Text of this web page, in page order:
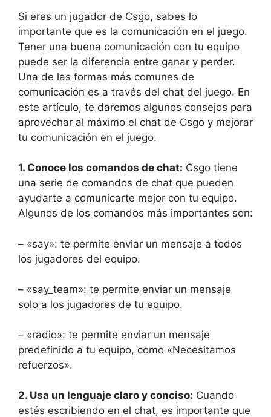
Si eres un jugador de Csgo, sabes lo
importante que es la comunicación en el juego.
Tener una buena comunicación con tu equipo
puede ser la diferencia entre ganar y perder.
Una de las formas más comunes de
comunicación es a través del chat del juego. En
este artículo, te daremos algunos consejos para
aprovechar al máximo el chat de Csgo y mejorar
tu comunicación en el juego.
1. Conoce los comandos de chat: Csgo tiene
una serie de comandos de chat que pueden
ayudarte a comunicarte mejor con tu equipo.
Algunos de los comandos más importantes son:
– «say»: te permite enviar un mensaje a todos
los jugadores del equipo.
– «say_team»: te permite enviar un mensaje
solo a los jugadores de tu equipo.
– «radio»: te permite enviar un mensaje
predefinido a tu equipo, como «Necesitamos
refuerzos».
2. Usa un lenguaje claro y conciso: Cuando
estés escribiendo en el chat, es importante que